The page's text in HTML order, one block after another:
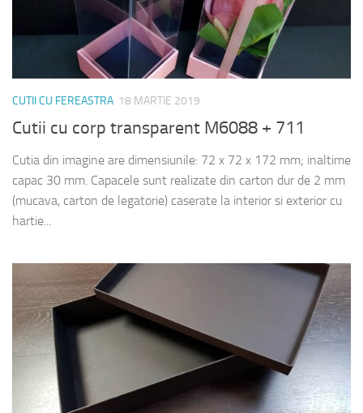
CUTII CU FEREASTRA 18 MARTIE 2019
Cutii cu corp transparent M6088 + 711
Cutia din imagine are dimensiunile: 72 x 72 x 172 mm; inaltime
capac 30 mm. Capacele sunt realizate din carton dur de 2 mm
(mucava, carton de legatorie) caserate la interior si exterior cu
hartie...